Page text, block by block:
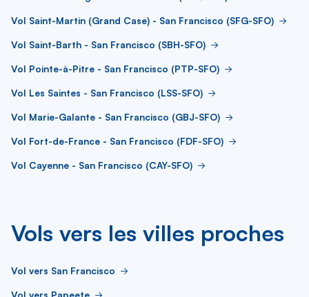
Vol Saint-Martin (Grand Case) - San Francisco (SFG-SFO)
Vol Saint-Barth - San Francisco (SBH-SFO)
Vol Pointe-à-Pitre - San Francisco (PTP-SFO)
Vol Les Saintes - San Francisco (LSS-SFO)
Vol Marie-Galante - San Francisco (GBJ-SFO)
Vol Fort-de-France - San Francisco (FDF-SFO)
Vol Cayenne - San Francisco (CAY-SFO)
Vols vers les villes proches
Vol vers San Francisco
Vol vers Papeete